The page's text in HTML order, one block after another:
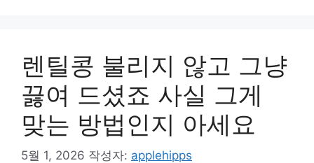
렌틸콩 불리지 않고 그냥
끓여 드셨죠 사실 그게
맞는 방법인지 아세요
5월 1, 2026 작성자: applehipps